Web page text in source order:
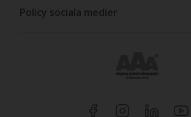
Policy sociala medier